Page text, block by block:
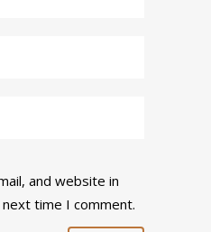
and website in
time I comment.